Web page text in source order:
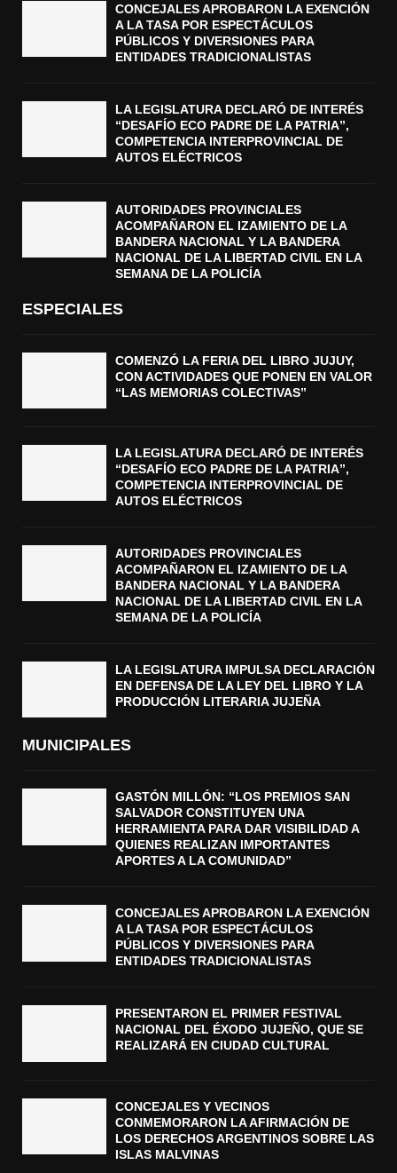
CONCEJALES APROBARON LA EXENCIÓN
A LA TASA POR ESPECTÁCULOS
PÚBLICOS Y DIVERSIONES PARA
ENTIDADES TRADICIONALISTAS
LA LEGISLATURA DECLARÓ DE INTERÉS
“DESAFÍO ECO PADRE DE LA PATRIA”,
COMPETENCIA INTERPROVINCIAL DE
AUTOS ELÉCTRICOS
AUTORIDADES PROVINCIALES
ACOMPAÑARON EL IZAMIENTO DE LA
BANDERA NACIONAL Y LA BANDERA
NACIONAL DE LA LIBERTAD CIVIL EN LA
SEMANA DE LA POLICÍA
ESPECIALES
COMENZÓ LA FERIA DEL LIBRO JUJUY,
CON ACTIVIDADES QUE PONEN EN VALOR
“LAS MEMORIAS COLECTIVAS”
LA LEGISLATURA DECLARÓ DE INTERÉS
“DESAFÍO ECO PADRE DE LA PATRIA”,
COMPETENCIA INTERPROVINCIAL DE
AUTOS ELÉCTRICOS
AUTORIDADES PROVINCIALES
ACOMPAÑARON EL IZAMIENTO DE LA
BANDERA NACIONAL Y LA BANDERA
NACIONAL DE LA LIBERTAD CIVIL EN LA
SEMANA DE LA POLICÍA
LA LEGISLATURA IMPULSA DECLARACIÓN
EN DEFENSA DE LA LEY DEL LIBRO Y LA
PRODUCCIÓN LITERARIA JUJEÑA
MUNICIPALES
GASTÓN MILLÓN: “LOS PREMIOS SAN
SALVADOR CONSTITUYEN UNA
HERRAMIENTA PARA DAR VISIBILIDAD A
QUIENES REALIZAN IMPORTANTES
APORTES A LA COMUNIDAD”
CONCEJALES APROBARON LA EXENCIÓN
A LA TASA POR ESPECTÁCULOS
PÚBLICOS Y DIVERSIONES PARA
ENTIDADES TRADICIONALISTAS
PRESENTARON EL PRIMER FESTIVAL
NACIONAL DEL ÉXODO JUJEÑO, QUE SE
REALIZARÁ EN CIUDAD CULTURAL
CONCEJALES Y VECINOS
CONMEMORARON LA AFIRMACIÓN DE
LOS DERECHOS ARGENTINOS SOBRE LAS
ISLAS MALVINAS